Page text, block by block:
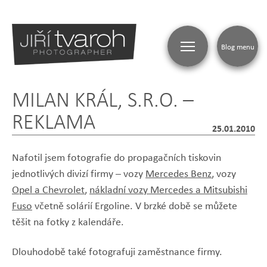
MILAN KRÁL, S.R.O. –
REKLAMA
25.01.2010
Nafotil jsem fotografie do propagačních tiskovin
jednotlivých divizí firmy – vozy Mercedes Benz, vozy
Opel a Chevrolet, nákladní vozy Mercedes a Mitsubishi
Fuso včetně solárií Ergoline. V brzké době se můžete
těšit na fotky z kalendáře.
Dlouhodobě také fotografuji zaměstnance firmy.
Blog menu